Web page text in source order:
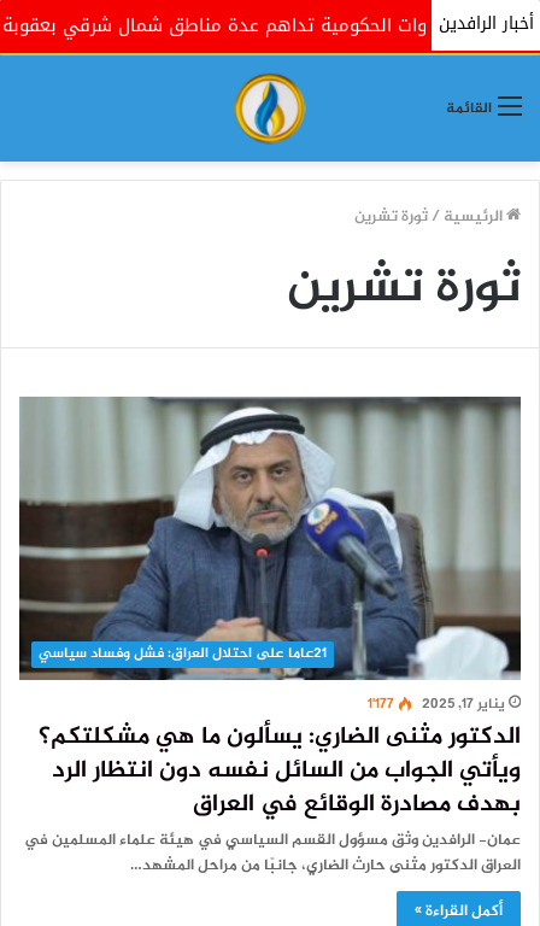
أخبار الرافدين
الحكومية تداهم عدة مناطق شمال شرقي بعقوبة بذريعة
القائمة
الرئيسية /ثورة تشرين
ثورة تشرين
21عاما على احتلال العراق: فشل وفساد سياسي
يناير 17, 2025
1٬177
الدكتور مثنى الضاري: يسألون ما هي مشكلتكم؟
ويأتي الجواب من السائل نفسه دون انتظار الرد
بهدف مصادرة الوقائع في العراق
عمان- الرافدين وثق مسؤول القسم السياسي في هيئة علماء المسلمين في
العراق الدكتور مثنى حارث الضاري، جانبًا من مراحل المشهد…
أكمل القراءة »